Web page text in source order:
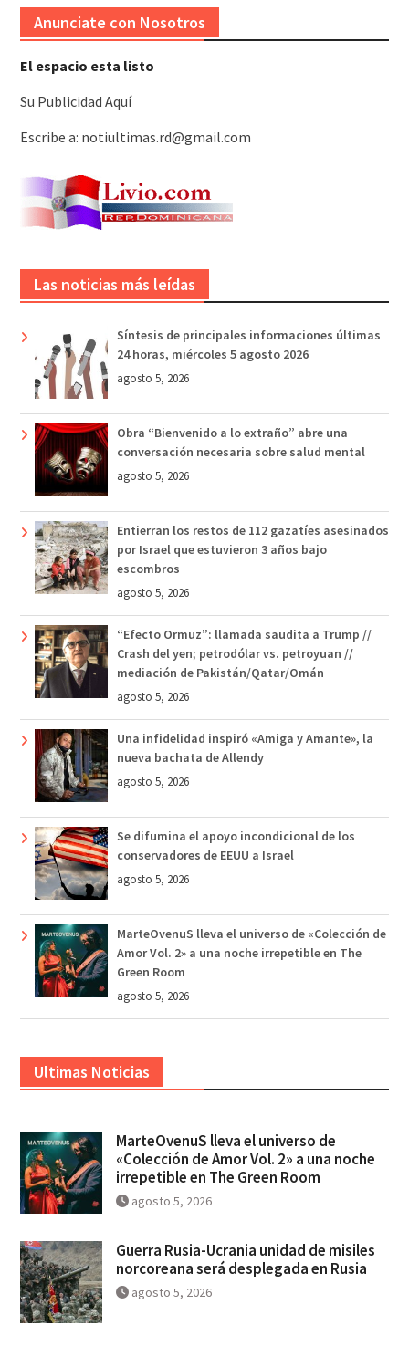
Anunciate con Nosotros
El espacio esta listo
Su Publicidad Aquí
Escribe a: notiultimas.rd@gmail.com
Las noticias más leídas
Síntesis de principales informaciones últimas
24 horas, miércoles 5 agosto 2026
agosto 5, 2026
Obra “Bienvenido a lo extraño” abre una
conversación necesaria sobre salud mental
agosto 5, 2026
Entierran los restos de 112 gazatíes asesinados
por Israel que estuvieron 3 años bajo
escombros
agosto 5, 2026
“Efecto Ormuz”: llamada saudita a Trump //
Crash del yen; petrodólar vs. petroyuan //
mediación de Pakistán/Qatar/Omán
agosto 5, 2026
Una infidelidad inspiró «Amiga y Amante», la
nueva bachata de Allendy
agosto 5, 2026
Se difumina el apoyo incondicional de los
conservadores de EEUU a Israel
agosto 5, 2026
MarteOvenuS lleva el universo de «Colección de
Amor Vol. 2» a una noche irrepetible en The
Green Room
agosto 5, 2026
Ultimas Noticias
MarteOvenuS lleva el universo de
«Colección de Amor Vol. 2» a una noche
irrepetible en The Green Room
agosto 5, 2026
Guerra Rusia-Ucrania unidad de misiles
norcoreana será desplegada en Rusia
agosto 5, 2026